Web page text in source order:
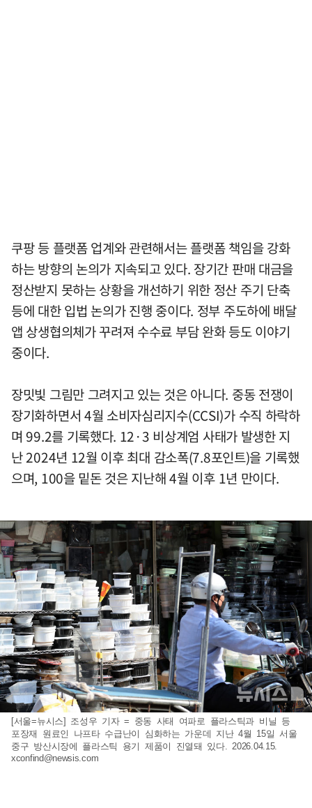
쿠팡 등 플랫폼 업계와 관련해서는 플랫폼 책임을 강화
하는 방향의 논의가 지속되고 있다. 장기간 판매 대금을
정산받지 못하는 상황을 개선하기 위한 정산 주기 단축
등에 대한 입법 논의가 진행 중이다. 정부 주도하에 배달
앱 상생협의체가 꾸려져 수수료 부담 완화 등도 이야기
중이다.
장밋빛 그림만 그려지고 있는 것은 아니다. 중동 전쟁이
장기화하면서 4월 소비자심리지수(CCSI)가 수직 하락하
며 99.2를 기록했다. 12·3 비상계엄 사태가 발생한 지
난 2024년 12월 이후 최대 감소폭(7.8포인트)을 기록했
으며, 100을 밑돈 것은 지난해 4월 이후 1년 만이다.
[서울=뉴시스] 조성우 기자 = 중동 사태 여파로 플라스틱과 비닐 등
포장재 원료인 나프타 수급난이 심화하는 가운데 지난 4월 15일 서울
중구 방산시장에 플라스틱 용기 제품이 진열돼 있다. 2026.04.15.
xconfind@newsis.com